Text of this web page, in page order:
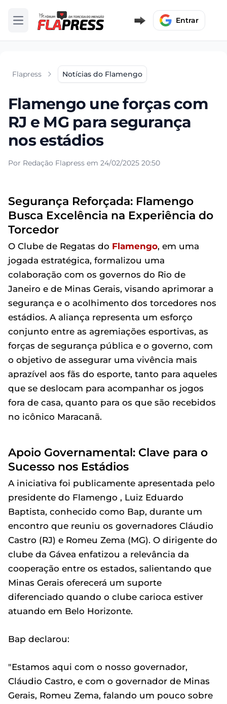
Abrir menu Entrar
Flapress Notícias do Flamengo
Flamengo une forças com
RJ e MG para segurança
nos estádios
Por Redação Flapress em 24/02/2025 20:50
Segurança Reforçada: Flamengo
Busca Excelência na Experiência do
Torcedor
O Clube de Regatas do Flamengo, em uma
jogada estratégica, formalizou uma
colaboração com os governos do Rio de
Janeiro e de Minas Gerais, visando aprimorar a
segurança e o acolhimento dos torcedores nos
estádios. A aliança representa um esforço
conjunto entre as agremiações esportivas, as
forças de segurança pública e o governo, com
o objetivo de assegurar uma vivência mais
aprazível aos fãs do esporte, tanto para aqueles
que se deslocam para acompanhar os jogos
fora de casa, quanto para os que são recebidos
no icônico Maracanã.
Apoio Governamental: Clave para o
Sucesso nos Estádios
A iniciativa foi publicamente apresentada pelo
presidente do Flamengo , Luiz Eduardo
Baptista, conhecido como Bap, durante um
encontro que reuniu os governadores Cláudio
Castro (RJ) e Romeu Zema (MG). O dirigente do
clube da Gávea enfatizou a relevância da
cooperação entre os estados, salientando que
Minas Gerais oferecerá um suporte
diferenciado quando o clube carioca estiver
atuando em Belo Horizonte.
Bap declarou:
"Estamos aqui com o nosso governador,
Cláudio Castro, e com o governador de Minas
Gerais, Romeu Zema, falando um pouco sobre